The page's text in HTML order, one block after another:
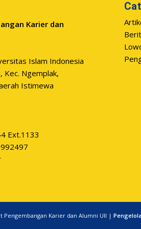
Karier dan
Islam Indonesia
Kec. Ngemplak,
Istimewa
Ext.1133
Pengembangan Karier dan Alumni UII |